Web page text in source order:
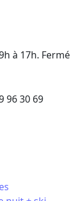
à 17h.
96 30 69